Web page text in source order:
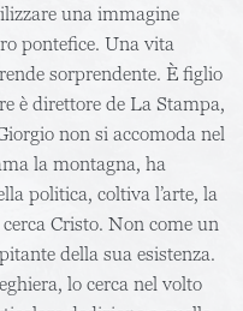
una immagine
pontefice. Una vita
sorprendente. È figlio
è direttore de La Stampa,
non si accomoda nel
la montagna, ha
politica, coltiva l’arte, la
Cristo. Non come un
della sua esistenza.
lo cerca nel volto